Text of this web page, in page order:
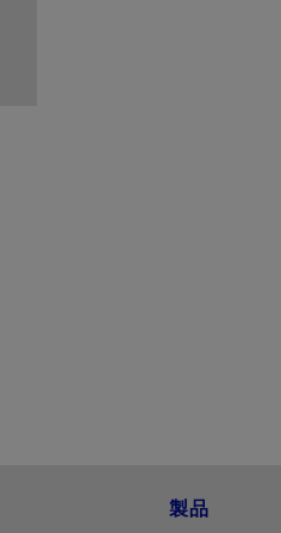
製品